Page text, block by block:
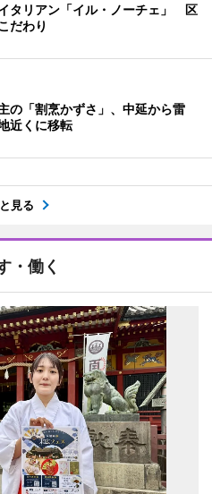
タリアン「イル・ノーチェ」 区
だわり
の「割烹かずさ」、中延から雷
近くに移転
見る
・働く